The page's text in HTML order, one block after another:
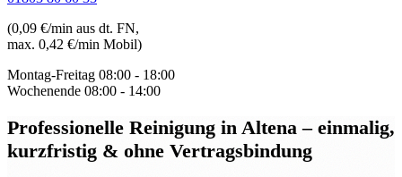
(0,09 €/min aus dt. FN,
max. 0,42 €/min Mobil)
Montag-Freitag 08:00 - 18:00
Wochenende 08:00 - 14:00
Professionelle Reinigung in Altena– einmalig,
kurzfristig & ohne Vertragsbindung